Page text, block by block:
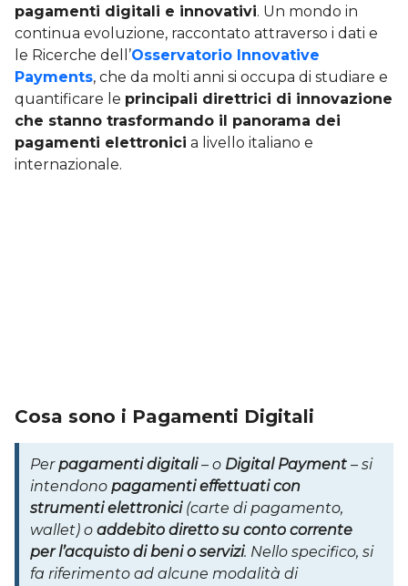
pagamenti digitali e innovativi. Un mondo in
continua evoluzione, raccontato attraverso i dati e
le Ricerche dell’Osservatorio Innovative
Payments, che da molti anni si occupa di studiare e
quantificare le principali direttrici di innovazione
che stanno trasformando il panorama dei
pagamenti elettronici a livello italiano e
internazionale.
Cosa sono i Pagamenti Digitali
Perpagamenti digitali– o Digital Payment – si
intendono pagamenti effettuati con
strumenti elettronici(carte di pagamento,
wallet) o addebito diretto su conto corrente
per l’acquisto di beni o servizi. Nello specifico, si
fa riferimento ad alcune modalità di